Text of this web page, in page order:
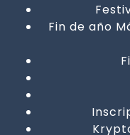
Fin de año